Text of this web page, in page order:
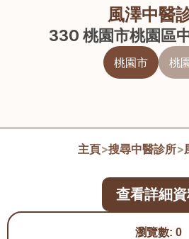
風澤中醫
330 桃園市桃園區
桃園市 桃
主頁>搜尋中醫診所>
瀏覽數: 0
查看詳細